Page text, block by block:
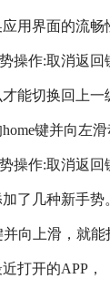
用界面的流畅
能切换回上一
键并向左
了几种新手势
并向上滑，就
打开的APP，